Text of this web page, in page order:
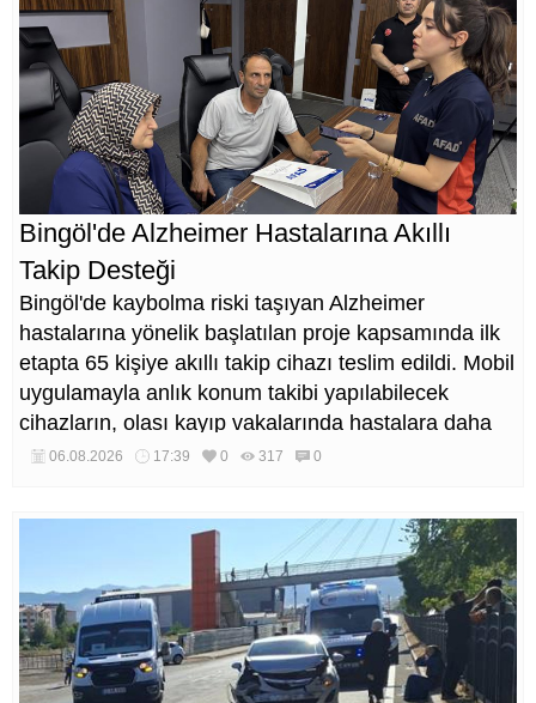
Bingöl'de Alzheimer Hastalarına Akıllı
Takip Desteği
Bingöl'de kaybolma riski taşıyan Alzheimer
hastalarına yönelik başlatılan proje kapsamında ilk
etapta 65 kişiye akıllı takip cihazı teslim edildi. Mobil
uygulamayla anlık konum takibi yapılabilecek
cihazların, olası kayıp vakalarında hastalara daha
kısa sürede ulaşılmasını sağlaması hedefleniyor.
06.08.2026 17:39 0 317 0